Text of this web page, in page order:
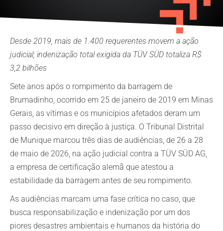
Desde 2019, mais de 1.400 requerentes movem a ação
judicial; indenização total exigida da TÜV SÜD totaliza R$
3,2 bilhões
Sete anos após o rompimento da barragem de
Brumadinho, ocorrido em 25 de janeiro de 2019 em Minas
Gerais, as vítimas e os municípios afetados deram um
passo decisivo em direção à justiça. O Tribunal Distrital
de Munique marcou três dias de audiências, de 26 a 28
de maio de 2026, na ação judicial contra a TÜV SÜD AG,
a empresa de certificação alemã que atestou a
estabilidade da barragem antes de seu rompimento.
As audiências marcam uma fase crítica no caso, que
busca responsabilização e indenização por um dos
piores desastres ambientais e humanos da história do